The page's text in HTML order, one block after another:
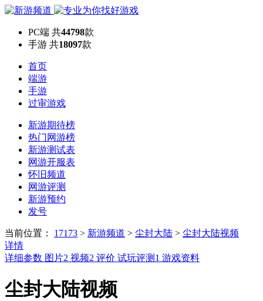
PC端 共44798款
手游 共18097款
首页
端游
手游
过审游戏
新游期待榜
热门网游榜
新游测试表
网游开服表
怀旧频道
网游评测
新游预约
发号
当前位置： 17173 > 新游频道 > 尘封大陆 > 尘封大陆视频
详情
详细参数 图片2 视频2 评价 试玩评测 1 游戏资料
尘封大陆视频